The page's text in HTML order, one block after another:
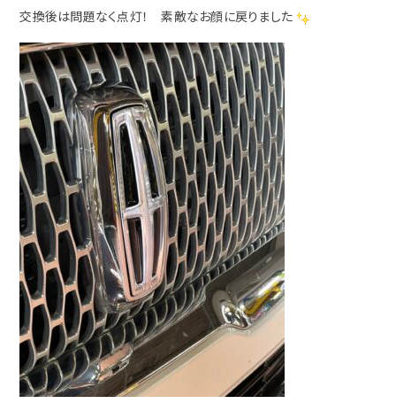
交換後は問題なく点灯！ 素敵なお顔に戻りました